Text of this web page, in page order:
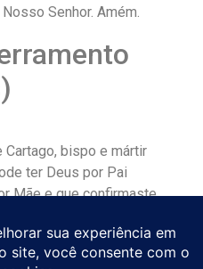
Senhor. Amém.
Cartago, bispo e mártir
ter Deus por Pai
Mãe e que confirmaste
e pelas minhas
Jesus. Obtende para